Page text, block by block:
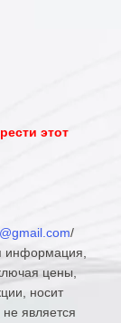
этот
/
информация,
цены,
носит
является